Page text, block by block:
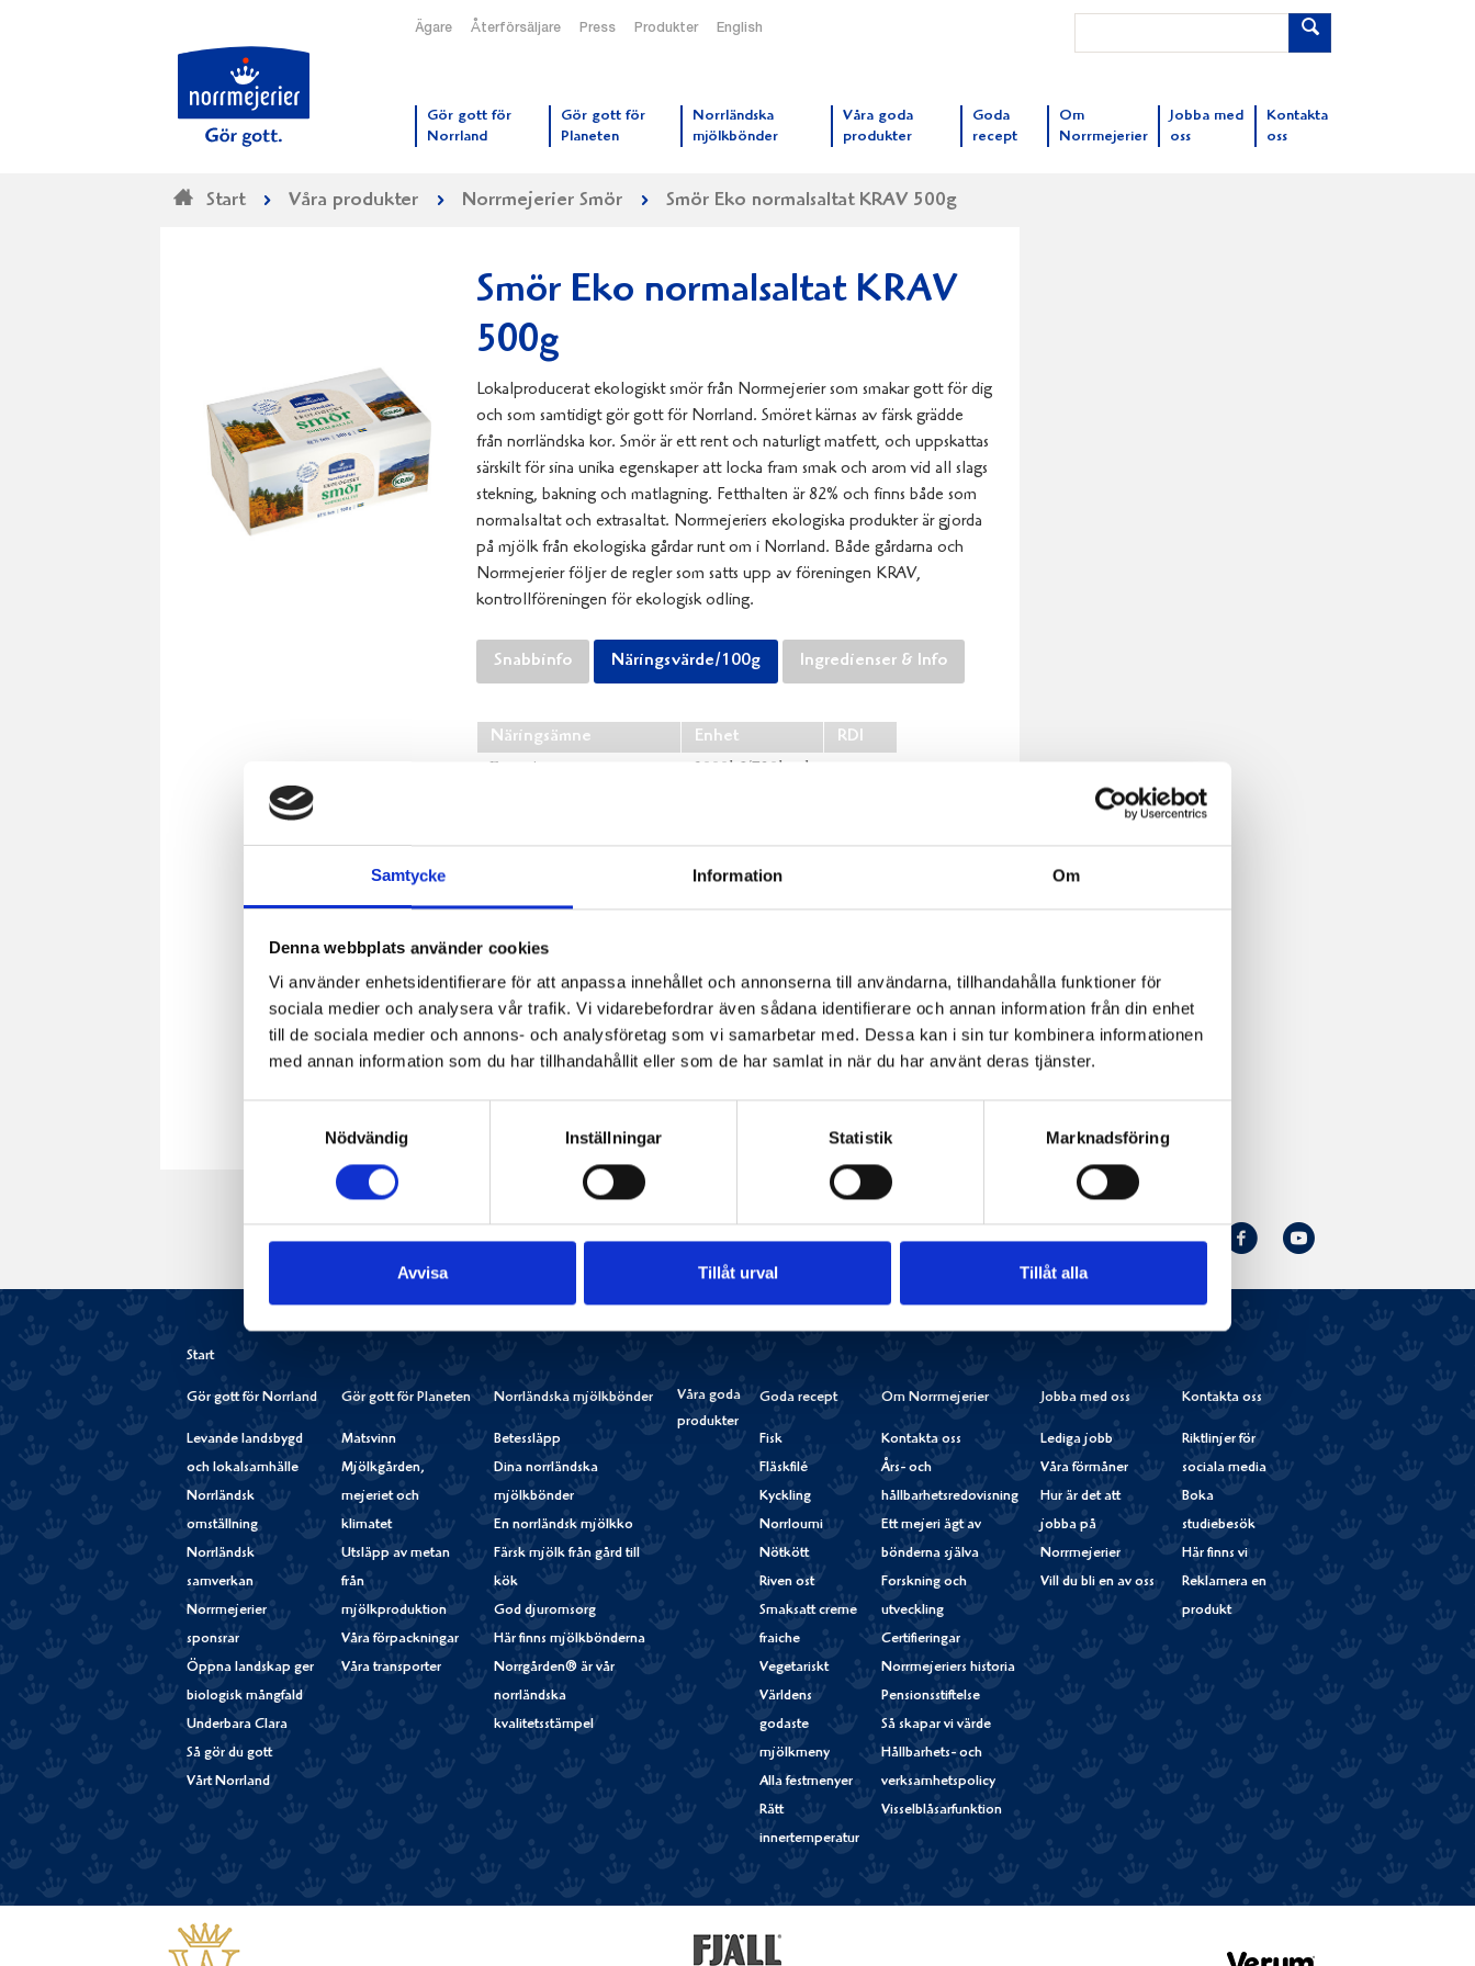
Samtycke Information Om
Denna webbplats använder cookies
Vi använder enhetsidentifierare för att anpassa innehållet och annonserna till användarna, tillhandahålla funktioner för
sociala medier och analysera vår trafik. Vi vidarebefordrar även sådana identifierare och annan information från din enhet
till de sociala medier och annons- och analysföretag som vi samarbetar med. Dessa kan i sin tur kombinera informationen
med annan information som du har tillhandahållit eller som de har samlat in när du har använt deras tjänster.
Nödvändig
Inställningar Statistik Marknadsföring
Avvisa Tillåt urval Tillåt alla
Ägare Återförsäljare Press Produkter English
Gör gott för
Norrland
Gör gott för
Planeten
Norrländska
mjölkbönder
Våra goda
produkter
Goda
recept
Om
Norrmejerier
Jobba med
oss
Kontakta
oss
Start Våra produkter Norrmejerier Smör Smör Eko normalsaltat KRAV 500g
Smör Eko normalsaltat KRAV
500g
Lokalproducerat ekologiskt smör från Norrmejerier som smakar gott för dig
och som samtidigt gör gott för Norrland. Smöret kärnas av färsk grädde
från norrländska kor. Smör är ett rent och naturligt matfett, och uppskattas
särskilt för sina unika egenskaper att locka fram smak och arom vid all slags
stekning, bakning och matlagning. Fetthalten är 82% och finns både som
normalsaltat och extrasaltat. Norrmejeriers ekologiska produkter är gjorda
på mjölk från ekologiska gårdar runt om i Norrland. Både gårdarna och
Norrmejerier följer de regler som satts upp av föreningen KRAV,
kontrollföreningen för ekologisk odling.
Snabbinfo Näringsvärde/100g Ingredienser & Info
Näringsämne Enhet
RDI
Energi
3000kJ/720kcal
varav sockerarter
Protein
0,5 g
Salt
1,2 g
Vitamin A
700 µg (87%)
TwitterPinterest
Följ oss:
Norrmejerier
Instagram
Facebook
Youtube
Start
Gör gott för Norrland
Levande landsbygd
och lokalsamhälle
Norrländsk
omställning
Norrländsk
samverkan
Norrmejerier
sponsrar
Öppna landskap ger
biologisk mångfald
Underbara Clara
Så gör du gott
Vårt Norrland
Gör gott för Planeten
Matsvinn
Mjölkgården,
mejeriet och
klimatet
Utsläpp av metan
från
mjölkproduktion
Våra förpackningar
Våra transporter
Norrländska mjölkbönder
Betessläpp
Dina norrländska
mjölkbönder
En norrländsk mjölkko
Färsk mjölk från gård till
kök
God djuromsorg
Här finns mjölkbönderna
Norrgården® är vår
norrländska
kvalitetsstämpel
Våra goda
produkter
Goda recept
Fisk
Fläskfilé
Kyckling
Norrloumi
Nötkött
Riven ost
Smaksatt creme
fraiche
Vegetariskt
Världens
godaste
mjölkmeny
Alla festmenyer
Rätt
innertemperatur
Om Norrmejerier
Kontakta oss
Års- och
hållbarhetsredovisning
Ett mejeri ägt av
bönderna själva
Forskning och
utveckling
Certifieringar
Norrmejeriers historia
Pensionsstiftelse
Så skapar vi värde
Hållbarhets- och
verksamhetspolicy
Visselblåsarfunktion
Jobba med oss
Lediga jobb
Våra förmåner
Hur är det att
jobba på
Norrmejerier
Vill du bli en av oss
Kontakta oss
Riktlinjer för
sociala media
Boka
studiebesök
Här finns vi
Reklamera en
produkt
Fjällfil